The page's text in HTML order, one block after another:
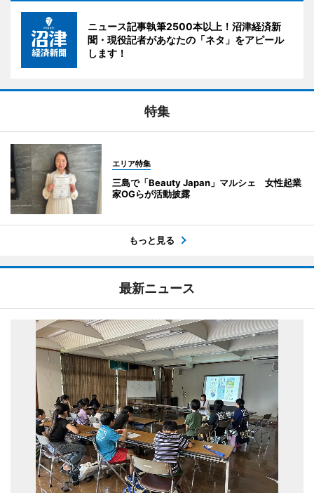
ニュース記事執筆2500本以上！沼津経済新
聞・現役記者があなたの「ネタ」をアピール
します！
特集
エリア特集
三島で「Beauty Japan」マルシェ 女性起業
家OGらが活動披露
もっと見る
最新ニュース